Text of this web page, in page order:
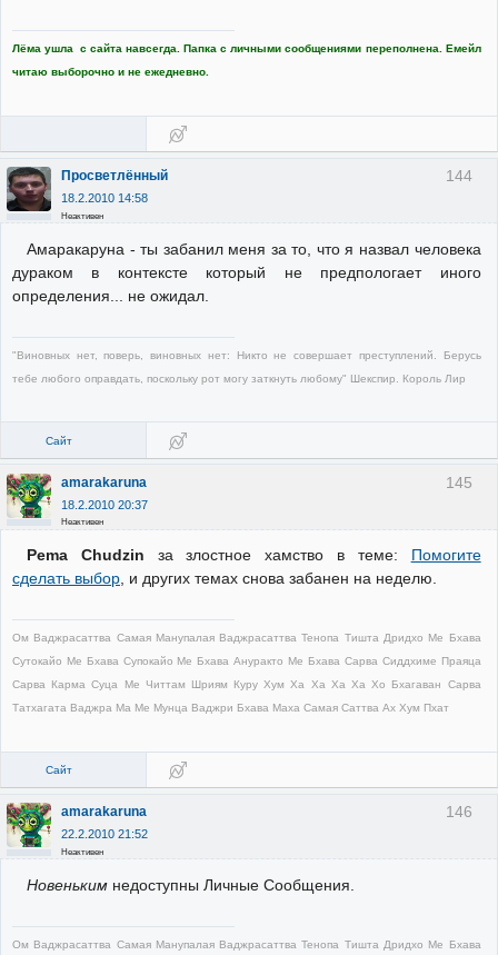
Лёма ушла с сайта навсегда. Папка с личными сообщениями переполнена. Емейл
читаю выборочно и не ежедневно.
144
Просветлённый
18.2.2010 14:58
Неактивен
Амаракаруна - ты забанил меня за то, что я назвал человека
дураком в контексте который не предпологает иного
определения... не ожидал.
"Виновных нет, поверь, виновных нет: Никто не совершает преступлений. Берусь
тебе любого оправдать, поскольку рот могу заткнуть любому" Шекспир. Король Лир
Сайт
145
amarakaruna
18.2.2010 20:37
Неактивен
Pema Chudzin за злостное хамство в теме: Помогите
сделать выбор, и других темах снова забанен на неделю.
Ом Ваджрасаттва Самая Манупалая Ваджрасаттва Тенопа Тишта Дридхо Ме Бхава
Сутокайо Ме Бхава Супокайо Ме Бхава Ануракто Ме Бхава Сарва Сиддхиме Праяца
Сарва Карма Суца Ме Читтам Шриям Куру Хум Ха Ха Ха Ха Хо Бхагаван Сарва
Татхагата Ваджра Ма Ме Мунца Ваджри Бхава Маха Самая Саттва Ах Хум Пхат
Сайт
146
amarakaruna
22.2.2010 21:52
Неактивен
Новенькимнедоступны Личные Сообщения.
Ом Ваджрасаттва Самая Манупалая Ваджрасаттва Тенопа Тишта Дридхо Ме Бхава